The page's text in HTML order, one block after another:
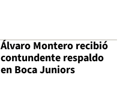
Álvaro Montero recibió
contundente respaldo
en Boca Juniors